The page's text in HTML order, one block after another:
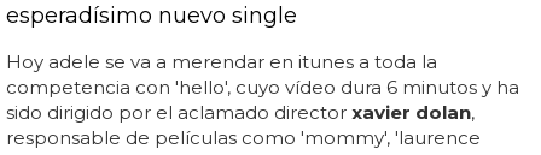
esperadísimo nuevo single
Hoy adele se va a merendar en itunes a toda la
competencia con 'hello', cuyo vídeo dura 6 minutos y ha
sido dirigido por el aclamado director xavier dolan,
responsable de películas como 'mommy', 'laurence